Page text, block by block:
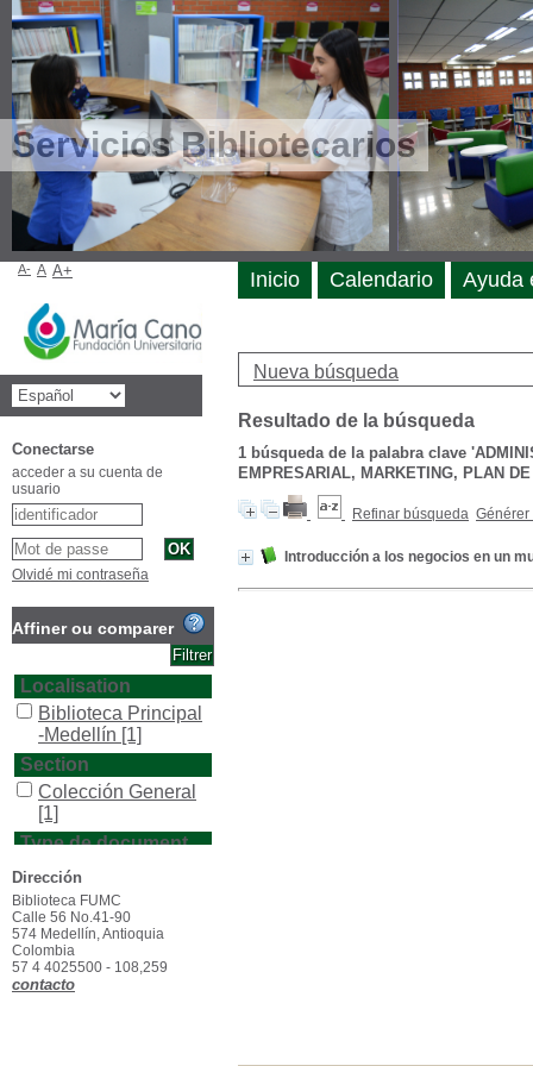
Servicios Bibliotecarios
Nueva búsqueda
Resultado de la búsqueda
1 búsqueda de la palabra clave
EMPRESARIAL, MARKETING, PLAN
Refinar búsqueda Générer
Introducción a los negocios en un
Inicio Calendario Ayuda
A- A A+
Conectarse
acceder a su cuenta de
usuario
Olvidé mi contraseña
Affiner ou comparer
Localisation
Biblioteca Principal
-Medellín [1]
Section
Colección General
[1]
Type de document
texto impreso
Dirección
Biblioteca FUMC
Calle 56 No.41-90
574 Medellín, Antioquia
Colombia
57 4 4025500 - 108,259
contacto